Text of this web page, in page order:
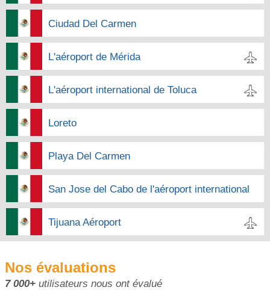
Ciudad Del Carmen
L'aéroport de Mérida
L'aéroport international de Toluca
Loreto
Playa Del Carmen
San Jose del Cabo de l'aéroport international
Tijuana Aéroport
Nos évaluations
7 000+ utilisateurs nous ont évalué